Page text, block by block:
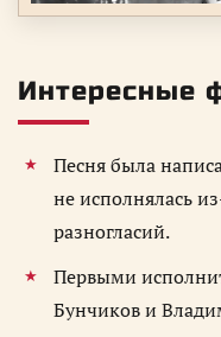
Интересные
Песня была
не исполнялась
разногласий.
Первыми
Бунчиков и